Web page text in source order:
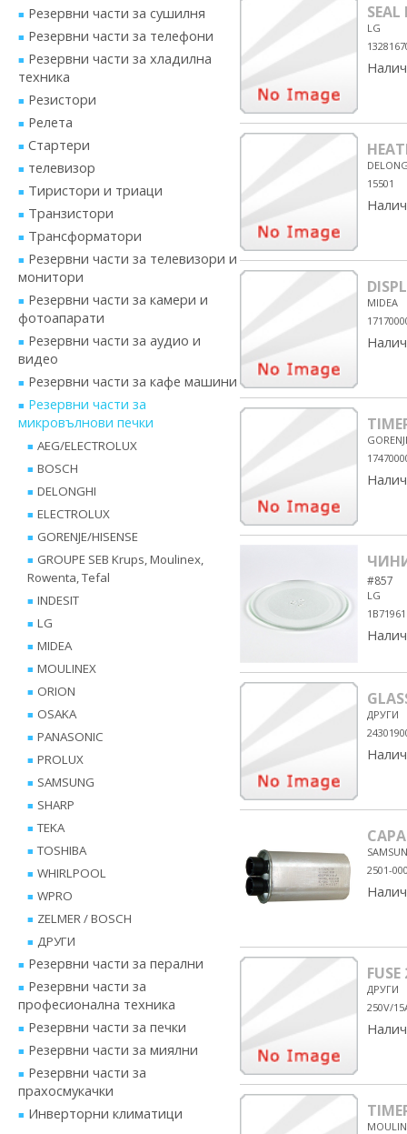
Резервни части за сушилня
Резервни части за телефони
Резервни части за хладилна
техника
Резистори
Релета
Стартери
телевизор
Тиристори и триаци
Транзистори
Трансформатори
Резервни части за телевизори и
монитори
Резервни части за камери и
фотоапарати
Резервни части за аудио и
видео
Резервни части за кафе машини
Резервни части за
микровълнови печки
AEG/ELECTROLUX
BOSCH
DELONGHI
ELECTROLUX
GORENJE/HISENSE
GROUPE SEB Krups, Moulinex,
Rowenta, Tefal
INDESIT
LG
MIDEA
MOULINEX
ORION
OSAKA
PANASONIC
PROLUX
SAMSUNG
SHARP
TEKA
TOSHIBA
WHIRLPOOL
WPRO
ZELMER / BOSCH
ДРУГИ
Резервни части за перални
Резервни части за
професионална техника
Резервни части за печки
Резервни части за миялни
Резервни части за
прахосмукачки
Инверторни климатици
LG
15501
MIDEA
#857
LG
ДРУГИ
2501-
ДРУГИ
250V/